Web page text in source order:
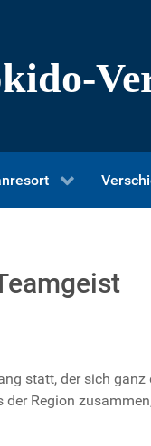
statt, der sich
Region